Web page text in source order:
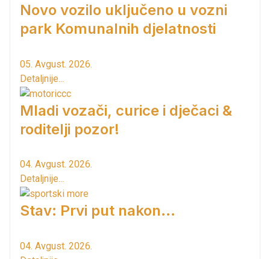
Novo vozilo uključeno u vozni
park Komunalnih djelatnosti
05. Avgust. 2026.
Detaljnije...
Mladi vozači, curice i dječaci &
roditelji pozor!
04. Avgust. 2026.
Detaljnije...
Stav: Prvi put nakon…
04. Avgust. 2026.